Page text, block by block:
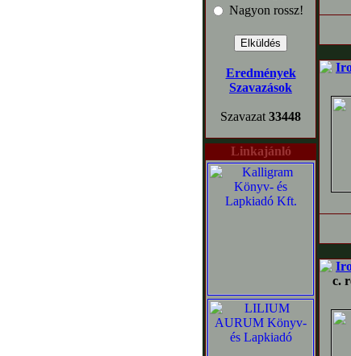
Nagyon rossz!
Eredmények
Szavazások
Szavazat 33448
Linkajánló
c.